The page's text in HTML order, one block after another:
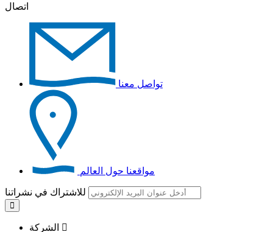
اتصال
تواصل معنا
مواقعنا حول العالم
للاشتراك في نشراتنا